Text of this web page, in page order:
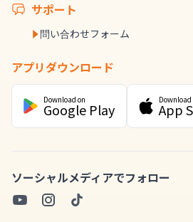
サポート
問い合わせフォーム
アプリダウンロード
Download on
Google Play
Download
App
ソーシャルメディアでフォロー